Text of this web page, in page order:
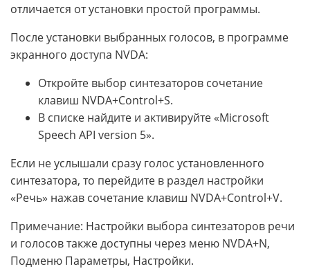
отличается от установки простой программы.
После установки выбранных голосов, в программе
экранного доступа NVDA:
Откройте выбор синтезаторов сочетание
клавиш NVDA+Control+S.
В списке найдите и активируйте «Microsoft
Speech API version 5».
Если не услышали сразу голос установленного
синтезатора, то перейдите в раздел настройки
«Речь» нажав сочетание клавиш NVDA+Control+V.
Примечание: Настройки выбора синтезаторов речи
и голосов также доступны через меню NVDA+N,
Подменю Параметры, Настройки.